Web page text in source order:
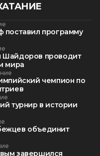
поставил программу
Шайдоров проводит
мира
чемпион по
турнир в истории
объединит
завершился